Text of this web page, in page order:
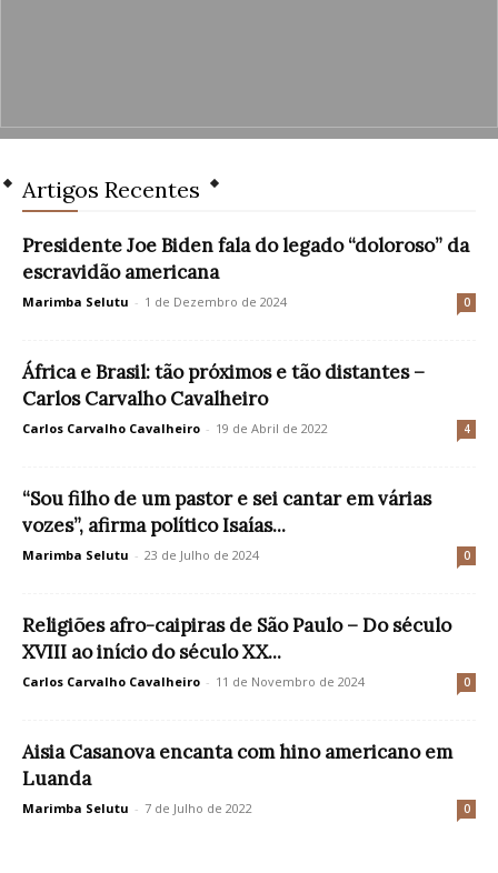
Artigos Recentes
Presidente Joe Biden fala do legado “doloroso” da
escravidão americana
Marimba Selutu - 1 de Dezembro de 2024 0
África e Brasil: tão próximos e tão distantes –
Carlos Carvalho Cavalheiro
Carlos Carvalho Cavalheiro - 19 de Abril de 2022 4
“Sou filho de um pastor e sei cantar em várias
vozes”, afirma político Isaías...
Marimba Selutu - 23 de Julho de 2024 0
Religiões afro-caipiras de São Paulo – Do século
XVIII ao início do século XX...
Carlos Carvalho Cavalheiro - 11 de Novembro de 2024 0
Aisia Casanova encanta com hino americano em
Luanda
Marimba Selutu - 7 de Julho de 2022 0